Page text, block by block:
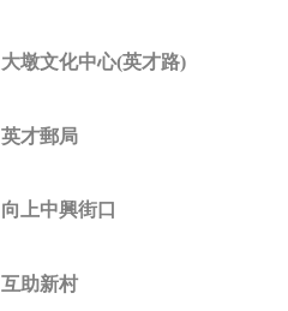
大墩文化中心(英才路)
英才郵局
向上中興街口
互助新村